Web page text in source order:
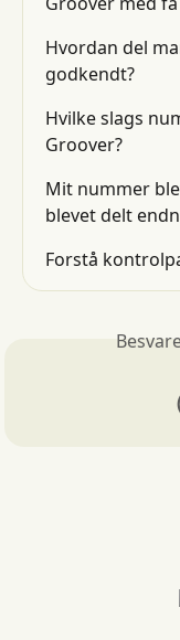
Hvordan del
godkendt?
Hvilke slags
Groover?
Mit nummer
blevet delt
Forstå